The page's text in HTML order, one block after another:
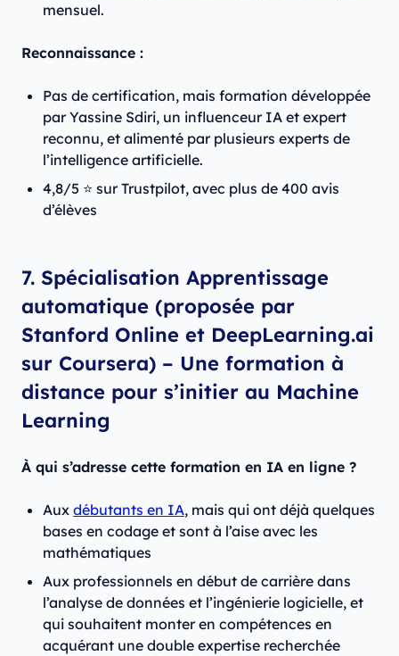
mensuel.
Reconnaissance :
Pas de certification, mais formation développée
par Yassine Sdiri, un influenceur IA et expert
reconnu, et alimenté par plusieurs experts de
l’intelligence artificielle.
4,8/5 ⭐ sur Trustpilot, avec plus de 400 avis
d’élèves
7. Spécialisation Apprentissage
automatique (proposée par
Stanford Online et DeepLearning.ai
sur Coursera) – Une formation à
distance pour s’initier au Machine
Learning
À qui s’adresse cette formation en IA en ligne ?
Aux débutants en IA, mais qui ont déjà quelques
bases en codage et sont à l’aise avec les
mathématiques
Aux professionnels en début de carrière dans
l’analyse de données et l’ingénierie logicielle, et
qui souhaitent monter en compétences en
acquérant une double expertise recherchée